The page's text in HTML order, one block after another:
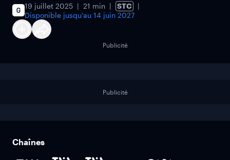
19 juillet 2025 21 min
STC
Disponible jusqu'au 14 juin 2027
Publicité
Publicité
Chaînes